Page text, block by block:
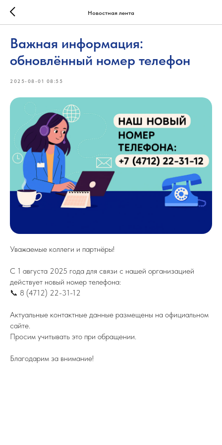
Новостная лента
Важная информация:
обновлённый номер телефон
2025-08-01 08:55
Уважаемые коллеги и партнёры!
С 1 августа 2025 года для связи с нашей организацией
действует новый номер телефона:
📞 8 (4712) 22-31-12
Актуальные контактные данные размещены на официальном
сайте.
Просим учитывать это при обращении.
Благодарим за внимание!